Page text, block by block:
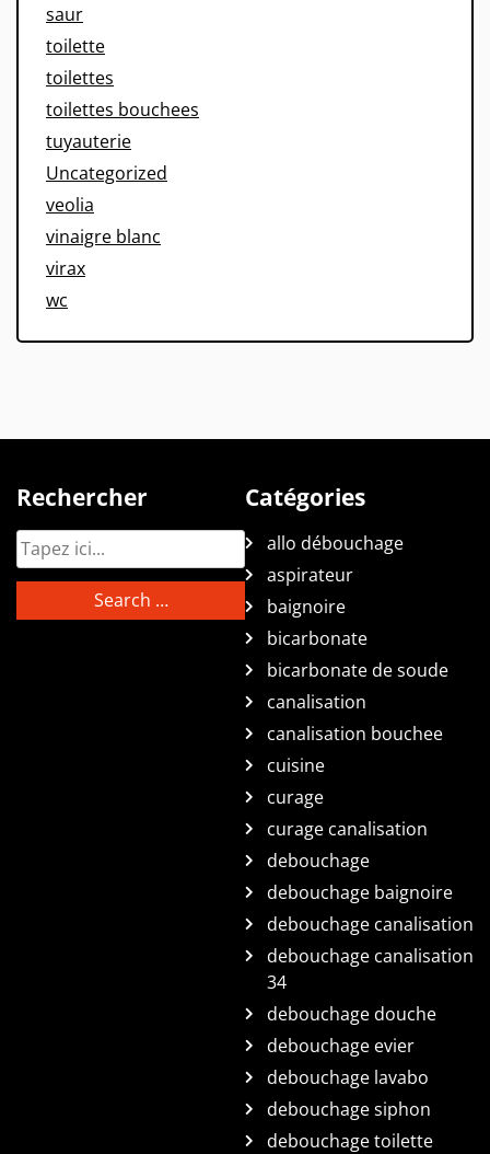
saur
toilette
toilettes
toilettes bouchees
tuyauterie
Uncategorized
veolia
vinaigre blanc
virax
wc
Rechercher Catégories
allo débouchage
aspirateur
baignoire
bicarbonate
bicarbonate de soude
canalisation
canalisation bouchee
cuisine
curage
curage canalisation
debouchage
debouchage baignoire
debouchage canalisation
debouchage canalisation
34
debouchage douche
debouchage evier
debouchage lavabo
debouchage siphon
debouchage toilette